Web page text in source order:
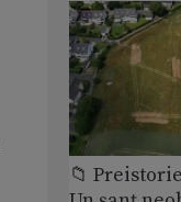
📁